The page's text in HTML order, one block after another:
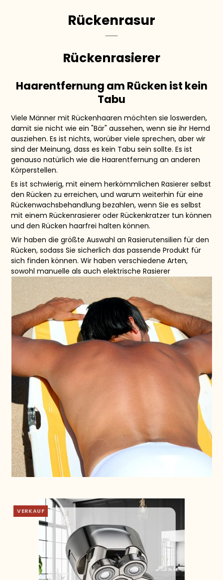
Rückenrasur
Rückenrasierer
Haarentfernung am Rücken ist kein
Tabu
Viele Männer mit Rückenhaaren möchten sie loswerden,
damit sie nicht wie ein "Bär" aussehen, wenn sie ihr Hemd
ausziehen. Es ist nichts, worüber viele sprechen, aber wir
sind der Meinung, dass es kein Tabu sein sollte. Es ist
genauso natürlich wie die Haarentfernung an anderen
Körperstellen.
Es ist schwierig, mit einem herkömmlichen Rasierer selbst
den Rücken zu erreichen, und warum weiterhin für eine
Rückenwachsbehandlung bezahlen, wenn Sie es selbst
mit einem Rückenrasierer oder Rückenkratzer tun können
und den Rücken haarfrei halten können.
Wir haben die größte Auswahl an Rasierutensilien für den
Rücken, sodass Sie sicherlich das passende Produkt für
sich finden können. Wir haben verschiedene Arten,
sowohl manuelle als auch elektrische Rasierer
VERKAUF